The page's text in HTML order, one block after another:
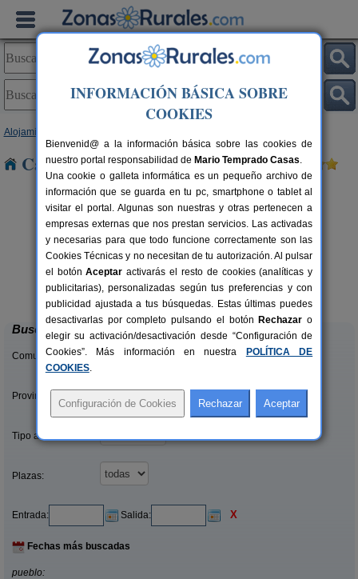
Alojamientos
Casas Rurales cerca de Olveiroa
13+2 pers.
desde25 €
Casa Rural Antón Veiras
Poulo (A Coruña)
Buscar
Comunidades:
Provincias/Islas:
Tipo alquiler:
Plazas:
Entrada: Salida: X
Fechas más buscadas
pueblo:
INFORMACIÓN BÁSICA SOBRE
COOKIES
Bienvenid@ a la información básica sobre las cookies de
nuestro portal responsabilidad de Mario Temprado Casas.
Una cookie o galleta informática es un pequeño archivo de
información que se guarda en tu pc, smartphone o tablet al
visitar el portal. Algunas son nuestras y otras pertenecen a
empresas externas que nos prestan servicios. Las activadas
y necesarias para que todo funcione correctamente son las
Cookies Técnicas y no necesitan de tu autorización. Al pulsar
el botónAceptar activarás el resto de cookies (analíticas y
publicitarias), personalizadas según tus preferencias y con
publicidad ajustada a tus búsquedas. Estas últimas puedes
desactivarlas por completo pulsando el botón Rechazar o
elegir su activación/desactivación desde “Configuración de
Cookies”. Más información en nuestra
POLÍTICA DE
COOKIES.